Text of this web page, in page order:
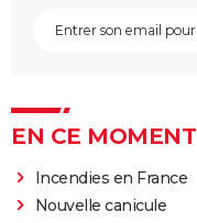
EN CE MOMENT
Incendies en France
Nouvelle canicule